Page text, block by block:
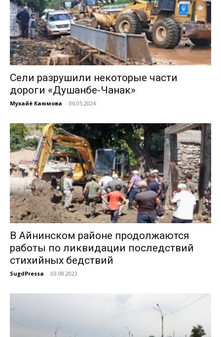
Сели разрушили некоторые части
дороги «Душанбе-Чанак»
Мухайё Каюмова - 06.05.2024
В Айнинском районе продолжаются
работы по ликвидации последствий
стихийных бедствий
SugdPressa - 03.08.2023